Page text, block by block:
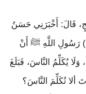
قَالَ: أَخْبَرَنِي حَسَنُ
بْنُ مُسْلِمٍ، أَنَّ رَجُلًا نَذَرَ عَلَى عَهْدِ (٢) رَسُولِ اللَّهِ ﷺ أَنْ
يُكَلِّمُ النَّاسَ، فَبَلَغَ
ألا تُكَلِّمَ النَّاسَ؟